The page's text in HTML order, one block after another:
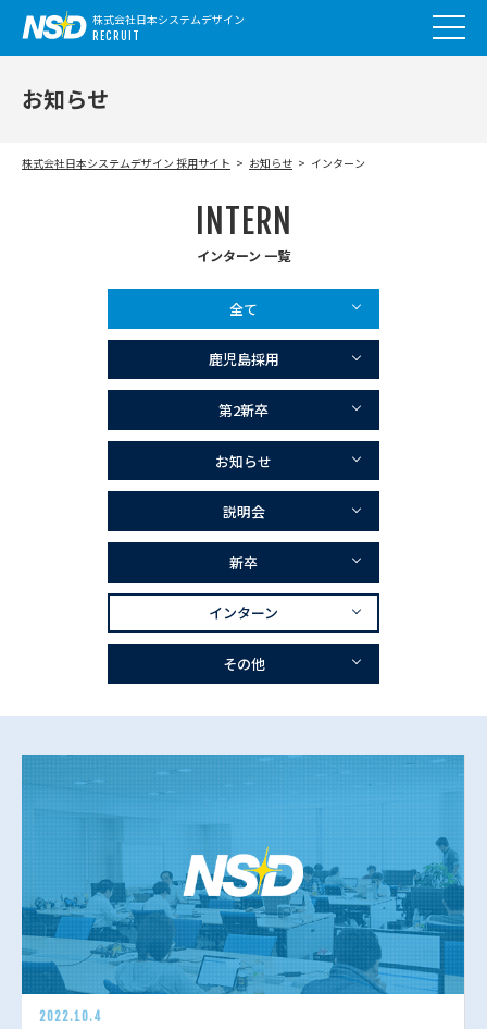
株式会社日本システムデザイン
RECRUIT
お知らせ
株式会社日本システムデザイン 採用サイト お知らせ インターン
INTERN
インターン 一覧
全て
鹿児島採用
第2新卒
お知らせ
説明会
新卒
インターン
その他
2022.10.4